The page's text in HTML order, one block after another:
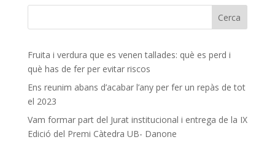
Fruita i verdura que es venen tallades: què es perd i
què has de fer per evitar riscos
Ens reunim abans d’acabar l’any per fer un repàs de tot
el 2023
Vam formar part del Jurat institucional i entrega de la IX
Edició del Premi Càtedra UB- Danone